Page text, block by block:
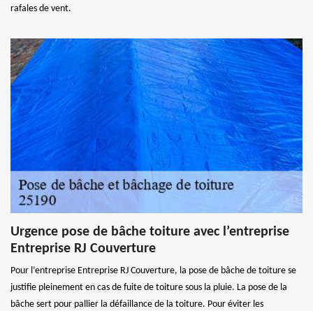
rafales de vent.
Urgence pose de bâche toiture avec l’entreprise
Entreprise RJ Couverture
Pour l’entreprise Entreprise RJ Couverture, la pose de bâche de toiture se
justifie pleinement en cas de fuite de toiture sous la pluie. La pose de la
bâche sert pour pallier la défaillance de la toiture. Pour éviter les